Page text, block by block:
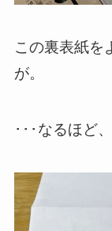
この裏表紙を
が。
･･･なるほど